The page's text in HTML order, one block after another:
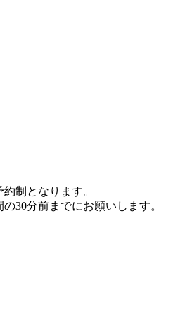
制となります。
30分前までにお願いします。